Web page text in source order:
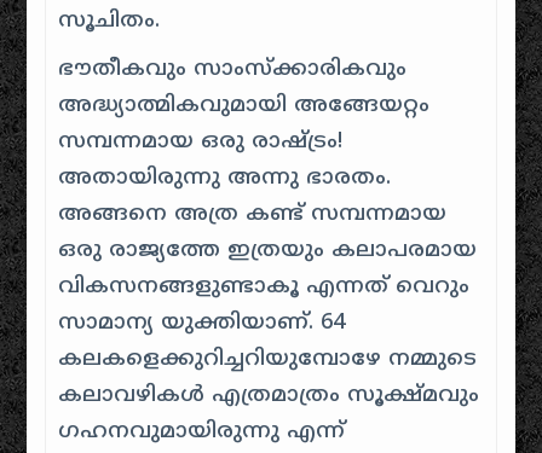
സൂചിതം.
ഭൗതീകവും സാംസ്ക്കാരികവും
അദ്ധ്യാത്മികവുമായി അങ്ങേയറ്റം
സമ്പന്നമായ ഒരു രാഷ്ട്രം!
അതായിരുന്നു അന്നു ഭാരതം.
അങ്ങനെ അത്ര കണ്ട് സമ്പന്നമായ
ഒരു രാജ്യത്തേ ഇത്രയും കലാപരമായ
വികസനങ്ങളുണ്ടാകൂ എന്നത് വെറും
സാമാന്യ യുക്തിയാണ്. 64
കലകളെക്കുറിച്ചറിയുമ്പോഴേ നമ്മുടെ
കലാവഴികൾ എത്രമാത്രം സൂക്ഷ്മവും
ഗഹനവുമായിരുന്നു എന്ന്